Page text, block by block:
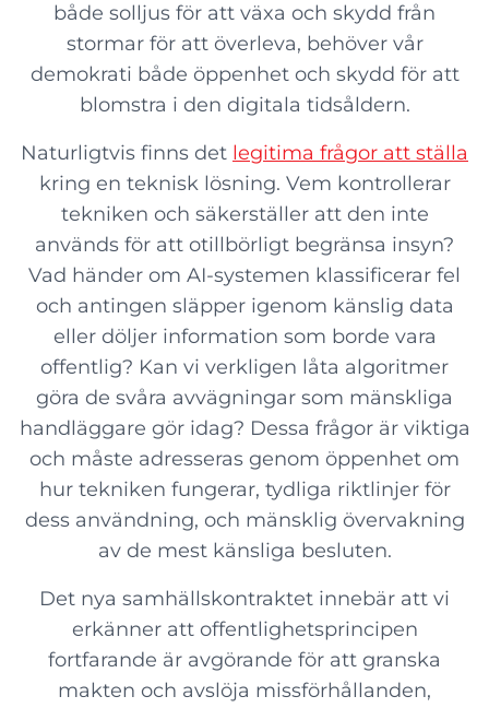
både solljus för att växa och skydd från
stormar för att överleva, behöver vår
demokrati både öppenhet och skydd för att
blomstra i den digitala tidsåldern.
Naturligtvis finns det legitima frågor att ställa
kring en teknisk lösning. Vem kontrollerar
tekniken och säkerställer att den inte
används för att otillbörligt begränsa insyn?
Vad händer om AI-systemen klassificerar fel
och antingen släpper igenom känslig data
eller döljer information som borde vara
offentlig? Kan vi verkligen låta algoritmer
göra de svåra avvägningar som mänskliga
handläggare gör idag? Dessa frågor är viktiga
och måste adresseras genom öppenhet om
hur tekniken fungerar, tydliga riktlinjer för
dess användning, och mänsklig övervakning
av de mest känsliga besluten.
Det nya samhällskontraktet innebär att vi
erkänner att offentlighetsprincipen
fortfarande är avgörande för att granska
makten och avslöja missförhållanden,